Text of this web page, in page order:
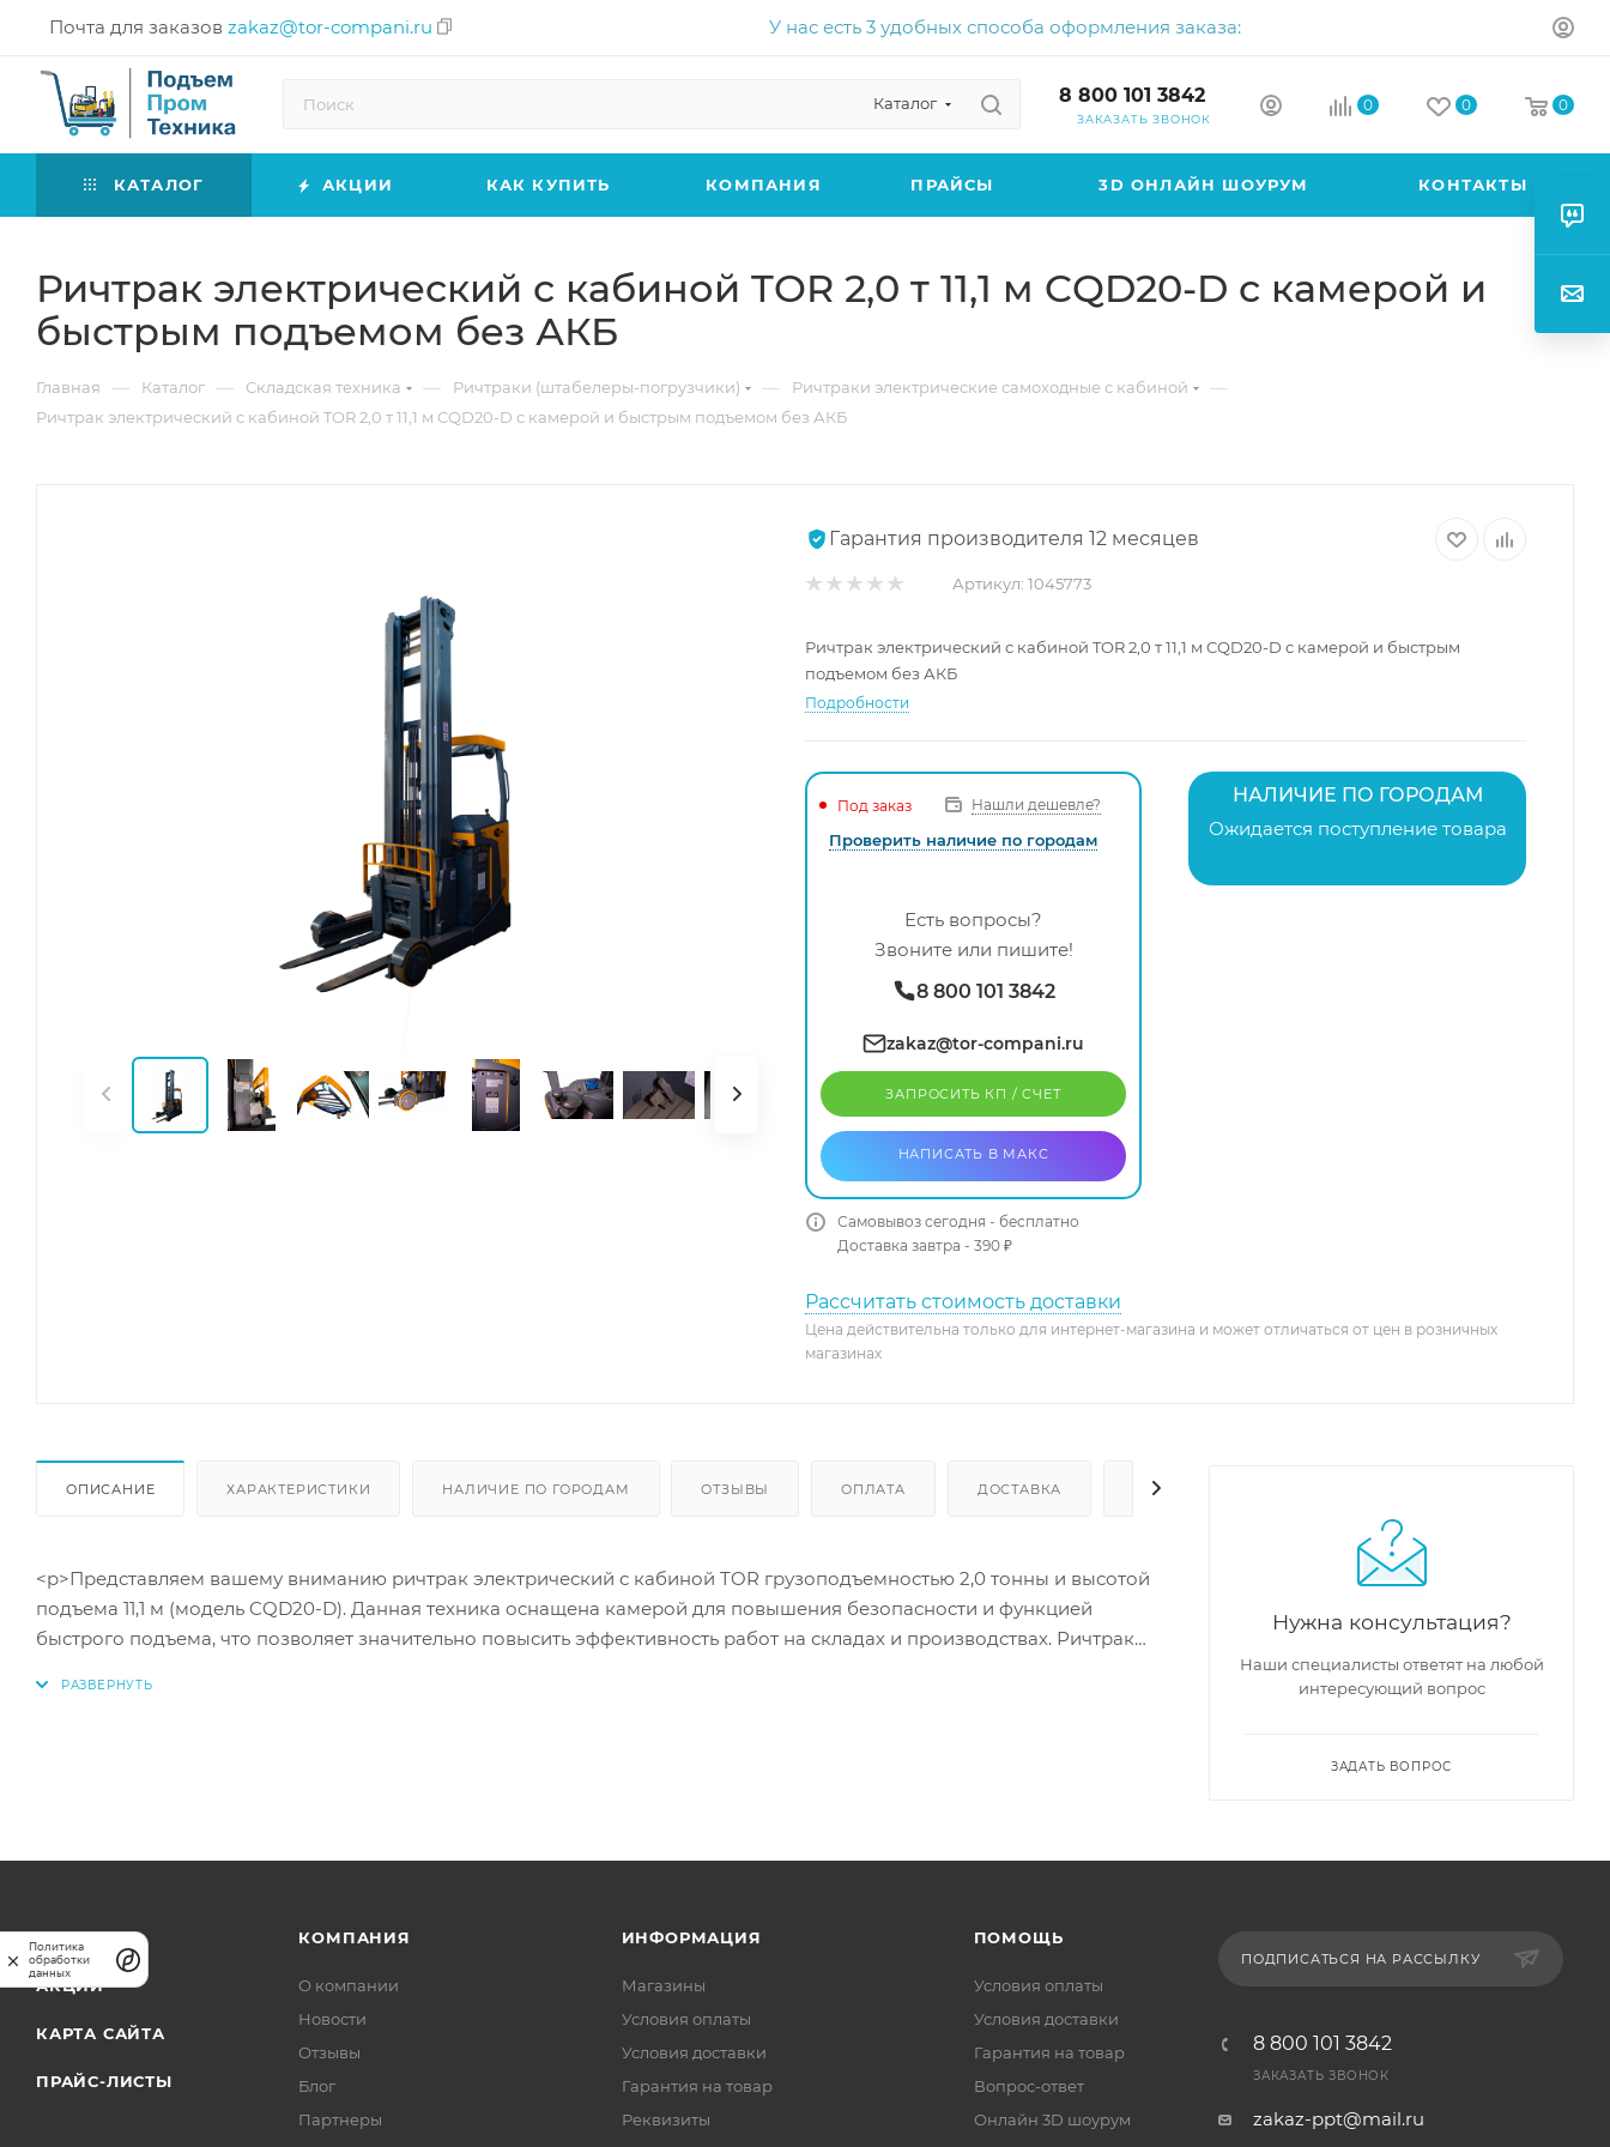
Почта для заказов zakaz@tor-compani.ru У нас есть 3 удобных способа оформления заказа:
Каталог 8 800 101 3842
ЗАКАЗАТЬ ЗВОНОК
0 0 0
КАТАЛОГ АКЦИИ КАК КУПИТЬ КОМПАНИЯ ПРАЙСЫ 3D ОНЛАЙН ШОУРУМ КОНТАКТЫ
Ричтрак электрический с кабиной TOR 2,0 т 11,1 м CQD20-D с камерой и
быстрым подъемом без АКБ
Главная — Каталог — Складская техника — Ричтраки (штабелеры-погрузчики) — Ричтраки электрические самоходные с кабиной —
Ричтрак электрический с кабиной TOR 2,0 т 11,1 м CQD20-D с камерой и быстрым подъемом без АКБ
Гарантия производителя 12 месяцев
Артикул: 1045773
Ричтрак электрический с кабиной TOR 2,0 т 11,1 м CQD20-D с камерой и быстрым
подъемом без АКБ
Подробности
Под заказ Нашли дешевле?
Проверить наличие по городам
Есть вопросы?
Звоните или пишите!
8 800 101 3842
zakaz@tor-compani.ru
ЗАПРОСИТЬ КП / CЧЕТ
НАПИСАТЬ В МАКС
Самовывоз сегодня - бесплатно
Доставка завтра - 390 ₽
НАЛИЧИЕ ПО ГОРОДАМ
Ожидается поступление товара
Рассчитать стоимость доставки
Цена действительна только для интернет-магазина и может отличаться от цен в розничных
магазинах
ОПИСАНИЕ ХАРАКТЕРИСТИКИ НАЛИЧИЕ ПО ГОРОДАМ ОТЗЫВЫ ОПЛАТА ДОСТАВКА ГАРАНТИЯ И СЕРВИС
<p>Представляем вашему вниманию ричтрак электрический с кабиной TOR грузоподъемностью 2,0 тонны и высотой
подъема 11,1 м (модель CQD20-D). Данная техника оснащена камерой для повышения безопасности и функцией
быстрого подъема, что позволяет значительно повысить эффективность работ на складах и производствах. Ричтрак
Нужна консультация?
Наши специалисты ответят на любой
интересующий вопрос
ЗАДАТЬ ВОПРОС
КАТАЛОГ
АКЦИИ
КАРТА САЙТА
ПРАЙС-ЛИСТЫ
КОМПАНИЯ
О компании
Новости
Отзывы
Блог
Партнеры
ИНФОРМАЦИЯ
Магазины
Условия оплаты
Условия доставки
Гарантия на товар
Реквизиты
ПОМОЩЬ
Условия оплаты
Условия доставки
Гарантия на товар
Вопрос-ответ
Онлайн 3D шоурум
ПОДПИСАТЬСЯ НА РАССЫЛКУ
8 800 101 3842
ЗАКАЗАТЬ ЗВОНОК
zakaz-ppt@mail.ru
Политика
обработки
данных